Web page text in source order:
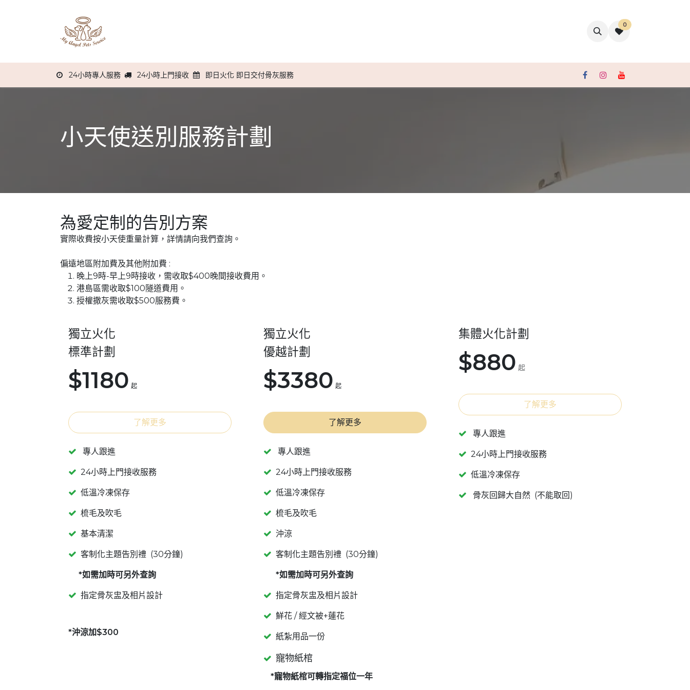
0
24小時專人服務 24小時上門接收 即日火化 即日交付骨灰服務
小天使送別服務計劃
為愛定制的告別方案
實際收費按小天使重量計算，詳情請向我們查詢。
偏遠地區附加費及其他附加費 :
晚上9時-早上9時接收，需收取$400晚間接收費用。
港島區需收取$100隧道費用。
授權撒灰需收取$500服務費。
獨立火化
標準計劃
$1180 起
了解更多
專人跟進
24小時上門接收服務
低溫冷凍保存
梳毛及吹毛
基本清潔
客制化主題告別禮 (30分鐘)
*如需加時可另外查詢
指定骨灰盅及相片設計
*沖涼加$300
獨立火化
優越計劃
$3380 起
了解更多
專人跟進
24小時上門接收服務
低溫冷凍保存
梳毛及吹毛
沖涼
客制化主題告別禮 (30分鐘)
*如需加時可另外查詢
指定骨灰盅及相片設計
鮮花 / 經文被+蓮花
紙紮用品一份
寵物紙棺
*寵物紙棺可轉指定福位一年
集體火化計劃
$880 起
了解更多
專人跟進
24小時上門接收服務
低溫冷凍保存
骨灰回歸大自然 (不能取回)